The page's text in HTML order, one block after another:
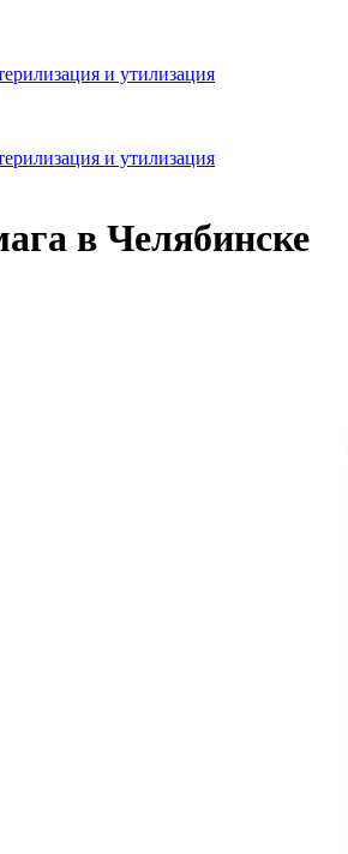
и утилизация
и утилизация
в Челябинске